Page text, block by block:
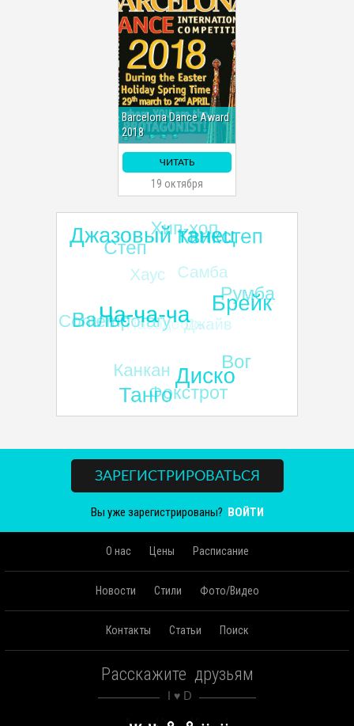
Barcelona Dance Award
2018
ЧИТАТЬ
19 октября
ЗАРЕГИСТРИРОВАТЬСЯ
Вы уже зарегистрированы? ВОЙТИ
О нас Цены Расписание
Новости Стили Фото/Видео
Контакты Статьи Поиск
Расскажите друзьям